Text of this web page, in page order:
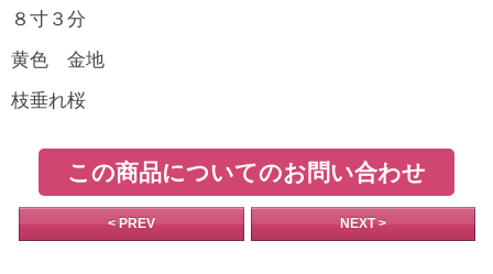
８寸３分
黄色 金地
枝垂れ桜
この商品についてのお問い合わせ
< PREV NEXT >